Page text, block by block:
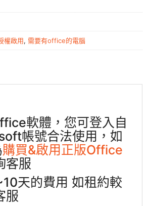
權啟用, 需要有office的電腦
軟體，您可登入自
帳號合法使用，如
購買&啟用正版Office
客服
天的費用 如租約較
服